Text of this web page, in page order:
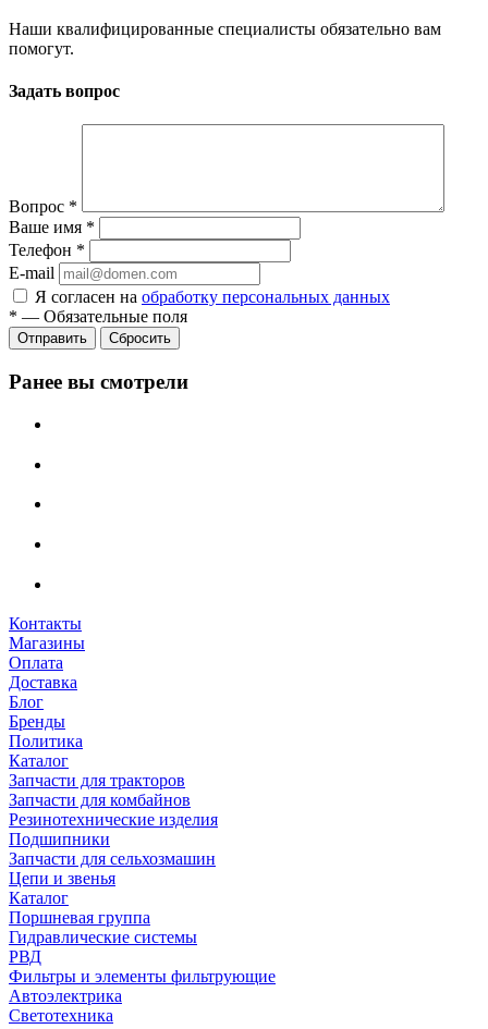
Наши квалифицированные специалисты обязательно вам
помогут.
Задать вопрос
Вопрос *
Ваше имя *
Телефон *
E-mail
Я согласен на обработку персональных данных
* — Обязательные поля
Сбросить
Ранее вы смотрели
Контакты
Магазины
Оплата
Доставка
Блог
Бренды
Политика
Каталог
Запчасти для тракторов
Запчасти для комбайнов
Резинотехнические изделия
Подшипники
Запчасти для сельхозмашин
Цепи и звенья
Каталог
Поршневая группа
Гидравлические системы
РВД
Фильтры и элементы фильтрующие
Автоэлектрика
Светотехника